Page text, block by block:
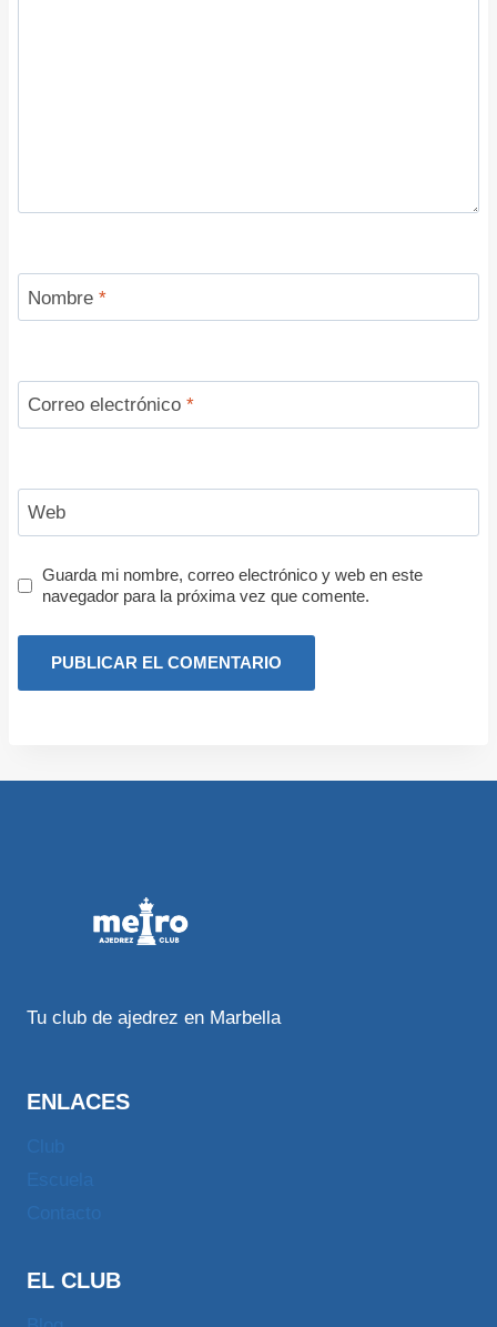
Nombre *
Correo electrónico *
Web
Guarda mi nombre, correo electrónico y web en este
navegador para la próxima vez que comente.
Tu club de ajedrez en Marbella
ENLACES
EL CLUB